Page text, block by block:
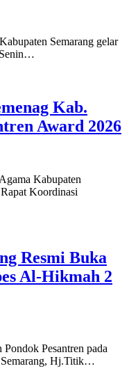
Semarang gelar
Senin…
Kab.
Award 2026
Kabupaten
Koordinasi
Resmi Buka
Al-Hikmah 2
Pesantren pada
Semarang, Hj.Titik…